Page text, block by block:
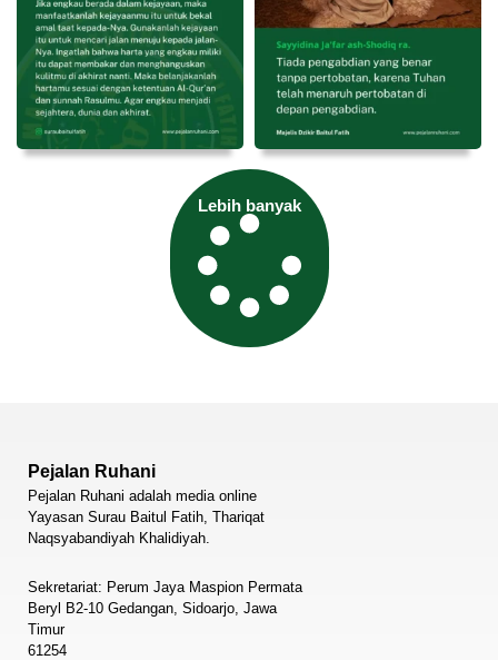
Lebih banyak
Pejalan Ruhani
Pejalan Ruhani adalah media online
Yayasan Surau Baitul Fatih, Thariqat
Naqsyabandiyah Khalidiyah.
Sekretariat: Perum Jaya Maspion Permata
Beryl B2-10 Gedangan, Sidoarjo, Jawa
Timur
61254